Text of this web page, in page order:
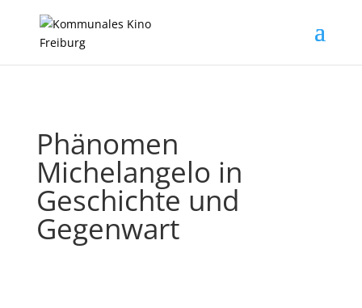
Phänomen
Michelangelo in
Geschichte und
Gegenwart